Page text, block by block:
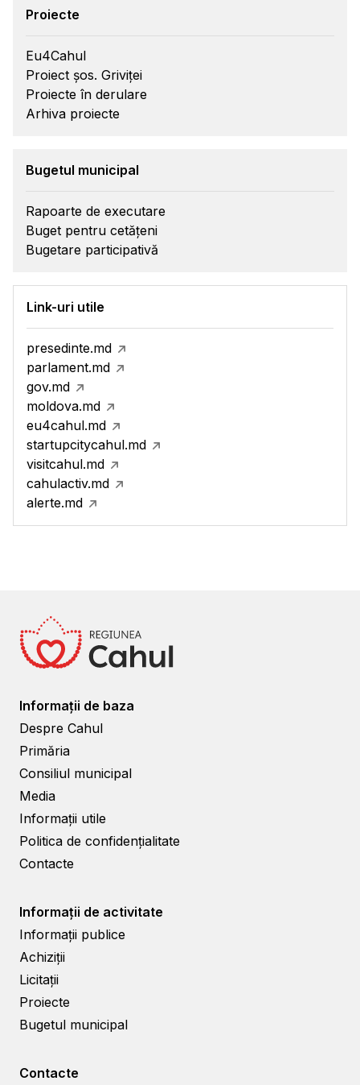
Proiecte
Eu4Cahul
Proiect șos. Griviței
Proiecte în derulare
Arhiva proiecte
Bugetul municipal
Rapoarte de executare
Buget pentru cetățeni
Bugetare participativă
Link-uri utile
presedinte.md
parlament.md
gov.md
moldova.md
eu4cahul.md
startupcitycahul.md
visitcahul.md
cahulactiv.md
alerte.md
Informații de baza
Despre Cahul
Primăria
Consiliul municipal
Media
Informații utile
Politica de confidențialitate
Contacte
Informații de activitate
Informații publice
Achiziții
Licitații
Proiecte
Bugetul municipal
Contacte